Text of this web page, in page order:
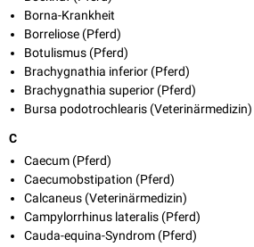
Borna-Krankheit
Borreliose (Pferd)
Botulismus (Pferd)
Brachygnathia inferior (Pferd)
Brachygnathia superior (Pferd)
Bursa podotrochlearis (Veterinärmedizin)
C
Caecum (Pferd)
Caecumobstipation (Pferd)
Calcaneus (Veterinärmedizin)
Campylorrhinus lateralis (Pferd)
Cauda-equina-Syndrom (Pferd)